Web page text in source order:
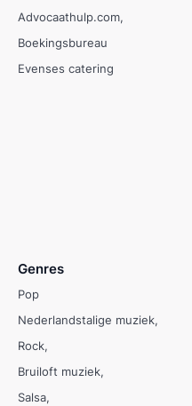
Advocaathulp.com
Boekingsbureau
Evenses catering
Genres
Pop
Nederlandstalige muziek
Rock
Bruiloft muziek
Salsa